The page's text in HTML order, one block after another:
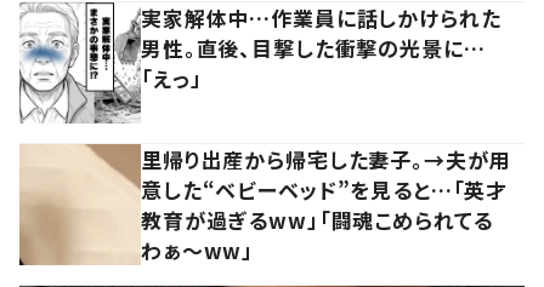
実家解体中…作業員に話しかけられた
男性。直後、目撃した衝撃の光景に…
「えっ」
里帰り出産から帰宅した妻子。→夫が用
意した“ベビーベッド”を見ると…「英才
教育が過ぎるww」「闘魂こめられてる
わぁ～ww」